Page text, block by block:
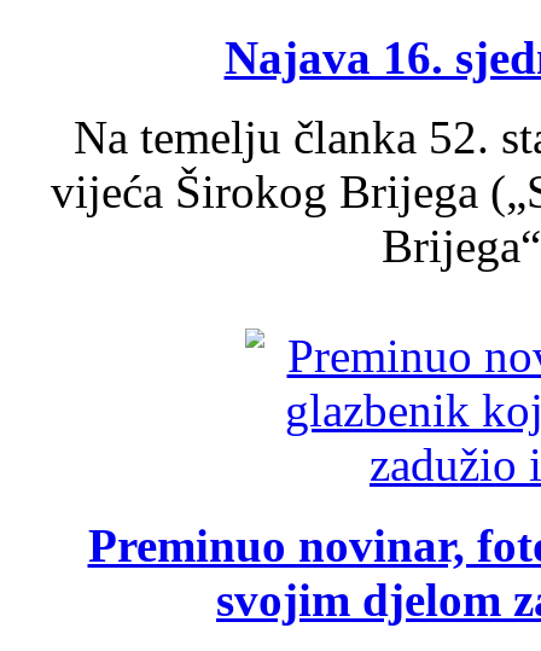
Najava 16.
Na temelju članka 52.
vijeća Širokog Brijega
Preminuo novinar,
svojim djelom